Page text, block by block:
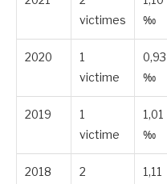
victimes
‰
2020
1
victime
0,93
‰
2019
1
victime
1,01
‰
2018
2
1,11